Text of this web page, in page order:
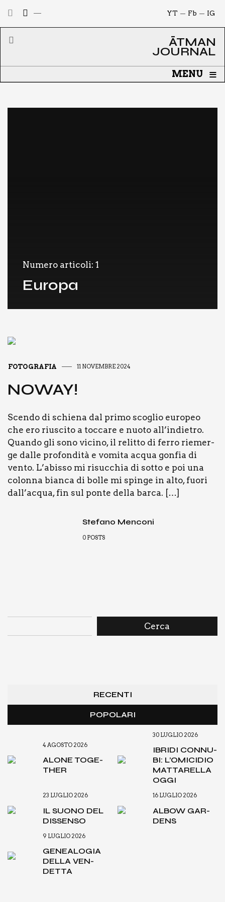
IG
Fb
YT
ĀTMAN
JOURNAL
MENU ≡
Numero articoli: 1
Europa
FOTOGRAFIA 11 NOVEMBRE 2024
NOWAY!
Scen­do di schie­na dal pri­mo sco­glio euro­peo
che ero riu­sci­to a toc­ca­re e nuo­to all’indietro.
Quan­do gli sono vici­no, il relit­to di fer­ro rie­mer­
ge dal­le pro­fon­di­tà e vomi­ta acqua gon­fia di
ven­to. L’abisso mi risuc­chia di sot­to e poi una
colon­na bian­ca di bol­le mi spin­ge in alto, fuo­ri
dall’acqua, fin sul pon­te del­la bar­ca. […]
Stefano Menconi
0 POSTS
Cerca
RECENTI
POPOLARI
4 AGOSTO 2026
ALO­NE TOGE­
THER
30 LUGLIO 2026
IBRI­DI CON­NU­
BI: L’O­MI­CI­DIO
MAT­TA­REL­LA
OGGI
23 LUGLIO 2026
IL SUO­NO DEL
DIS­SEN­SO
16 LUGLIO 2026
ALBOW GAR­
DENS
9 LUGLIO 2026
GENEA­LO­GIA
DEL­LA VEN­
DET­TA